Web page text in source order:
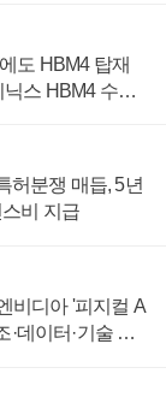
도 HBM4 탑재
스 HBM4 수율
허분쟁 매듭, 5년
비 지급
비디아 '피지컬 A
·데이터·기술 결